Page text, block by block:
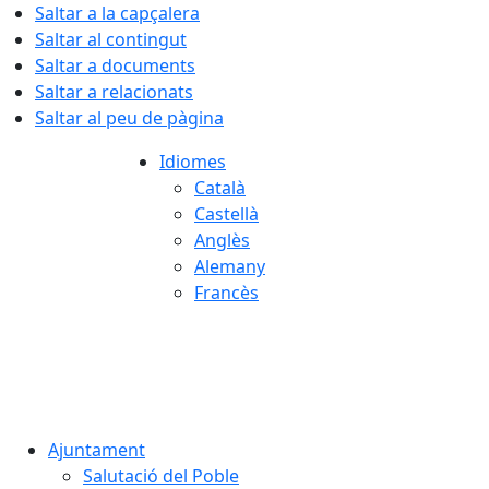
Saltar a la capçalera
Saltar al contingut
Saltar a documents
Saltar a relacionats
Saltar al peu de pàgina
Idiomes
Català
Castellà
Anglès
Alemany
Francès
Ajuntament
Salutació del Poble